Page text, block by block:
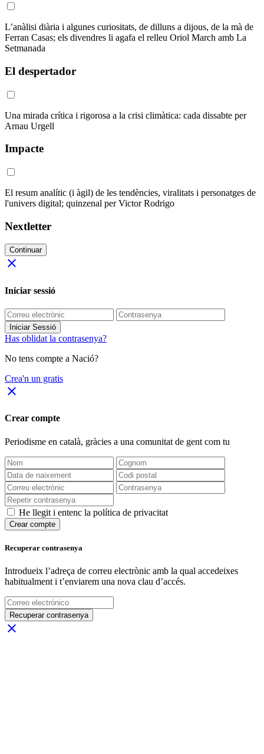
L’anàlisi diària i algunes curiositats, de dilluns a dijous, de la mà de
Ferran Casas; els divendres li agafa el relleu Oriol March amb La
Setmanada
El despertador
Una mirada crítica i rigorosa a la crisi climàtica: cada dissabte per
Arnau Urgell
Impacte
El resum analític (i àgil) de les tendències, viralitats i personatges de
l'univers digital; quinzenal per Victor Rodrigo
Nextletter
Continuar
close
Iniciar sessió
Iniciar Sessió
Has oblidat la contrasenya?
No tens compte a Nació?
Crea'n un gratis
close
Crear compte
Periodisme en català, gràcies a una comunitat de gent com tu
He llegit i entenc la política de privacitat
Crear compte
Recuperar contrasenya
Introdueix l’adreça de correu electrònic amb la qual accedeixes
habitualment i t’enviarem una nova clau d’accés.
Recuperar contrasenya
close